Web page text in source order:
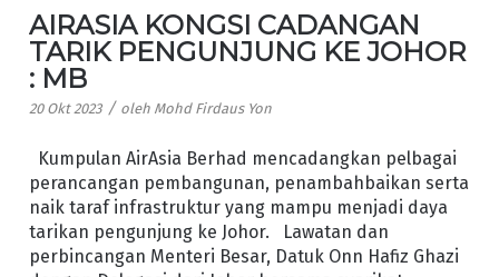
AIRASIA KONGSI CADANGAN
TARIK PENGUNJUNG KE JOHOR
: MB
20 Okt 2023 / oleh Mohd Firdaus Yon
Kumpulan AirAsia Berhad mencadangkan pelbagai
perancangan pembangunan, penambahbaikan serta
naik taraf infrastruktur yang mampu menjadi daya
tarikan pengunjung ke Johor. Lawatan dan
perbincangan Menteri Besar, Datuk Onn Hafiz Ghazi